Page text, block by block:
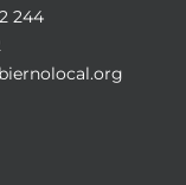
244